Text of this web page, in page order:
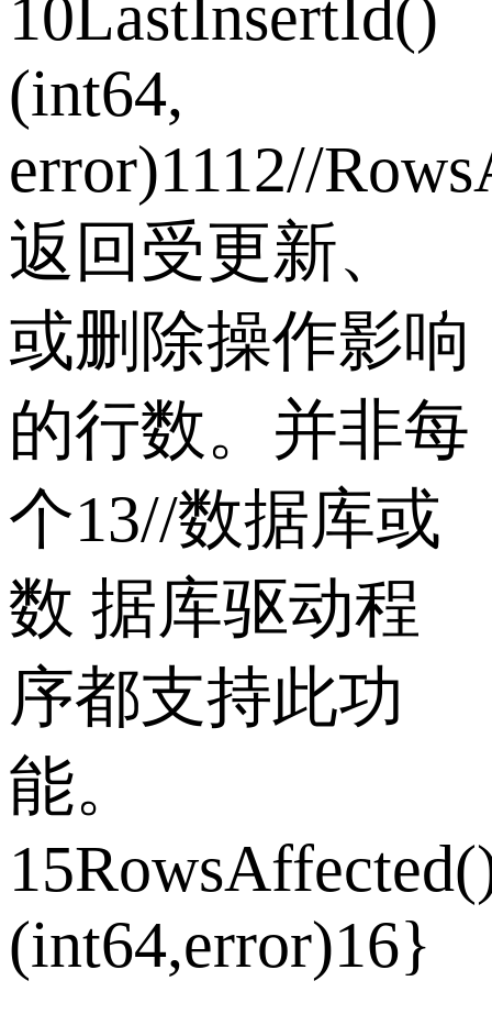
10LastInsertId()
(int64,
error)1112//
返回受更新、
或删除操作影响
的行数。并非每
个13//数据库或
数 据库驱动程
序都支持此功
能。
(int64,error)16}